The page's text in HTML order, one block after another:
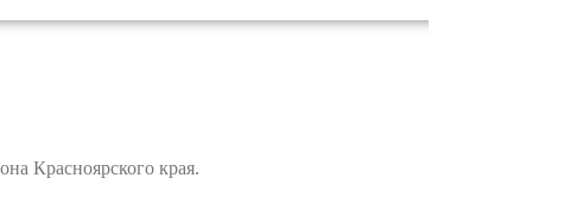
Красноярского края.